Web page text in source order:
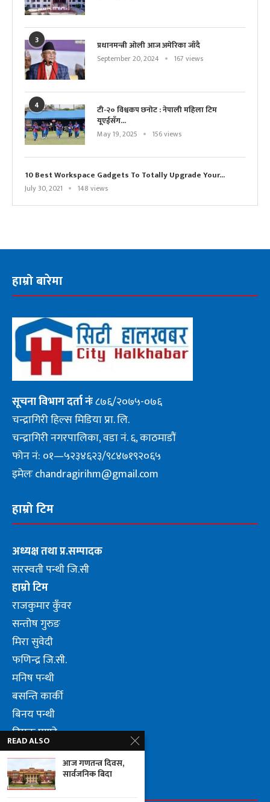
3 प्रधानमन्त्री ओली आज अमेरिका जाँदै
September 20, 2024 167 views
4
टी-२० विश्वकप छनोट : नेपाली महिला टिम
यूएईसँग...
May 19, 2025 156 views
10 Best Workspace Gadgets To Totally Upgrade Your...
July 30, 2021 148 views
हाम्रो बारेमा
सूचनाविभाग दर्ता नंः८७६/२०७५-०७६
चन्द्रागिरी हिल्स मिडिया प्रा. लि.
चन्द्रागिरी नगरपालिका, वडा नं. ६, काठमाडौं
फोन नं: ०१—५२३४६२३/९८४७१९२०६५
इमेलः chandragirihm@gmail.com
हाम्रो टिम
अध्यक्ष तथा प्र.सम्पादक
सरस्वती पन्थी जि.सी
हाम्रो टिम
राजकुमार कुँवर
सन्तोष गुरुङ
मिरा सुवेदी
फणिन्द्र जि.सी.
मनिष पन्थी
बसन्ति कार्की
बिनय पन्थी
दिपक पाण्डे
लुम्वीनि पन्थी जि.सी.
FOLLOW US
READ ALSO
आज गणतन्त्र दिवस,
सार्वजनिक बिदा